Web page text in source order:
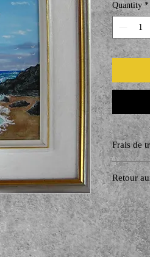
Quantity *
Frais de
Retour